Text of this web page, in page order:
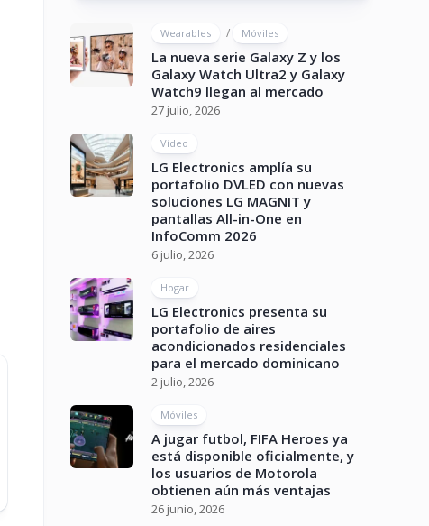
Wearables / Móviles
La nueva serie Galaxy Z y los
Galaxy Watch Ultra2 y Galaxy
Watch9 llegan al mercado
27 julio, 2026
Vídeo
LG Electronics amplía su
portafolio DVLED con nuevas
soluciones LG MAGNIT y
pantallas All-in-One en
InfoComm 2026
6 julio, 2026
Hogar
LG Electronics presenta su
portafolio de aires
acondicionados residenciales
para el mercado dominicano
2 julio, 2026
Móviles
A jugar futbol, FIFA Heroes ya
está disponible oficialmente, y
los usuarios de Motorola
obtienen aún más ventajas
26 junio, 2026